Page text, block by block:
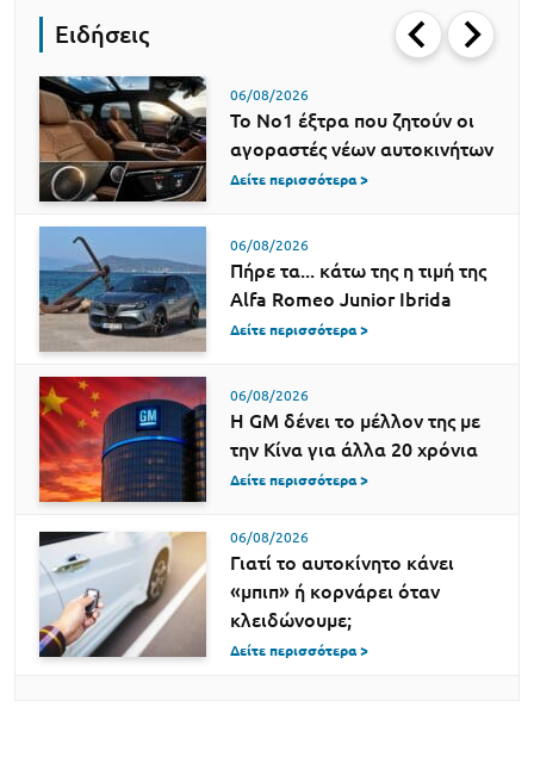
Ειδήσεις
06/08/2026
Το Νο1 έξτρα που ζητούν οι
αγοραστές νέων αυτοκινήτων
Δείτε περισσότερα >
06/08/2026
Πήρε τα... κάτω της η τιμή της
Alfa Romeo Junior Ibrida
Δείτε περισσότερα >
06/08/2026
Η GM δένει το μέλλον της με
την Κίνα για άλλα 20 χρόνια
Δείτε περισσότερα >
06/08/2026
Γιατί το αυτοκίνητο κάνει
«μπιπ» ή κορνάρει όταν
κλειδώνουμε;
Δείτε περισσότερα >